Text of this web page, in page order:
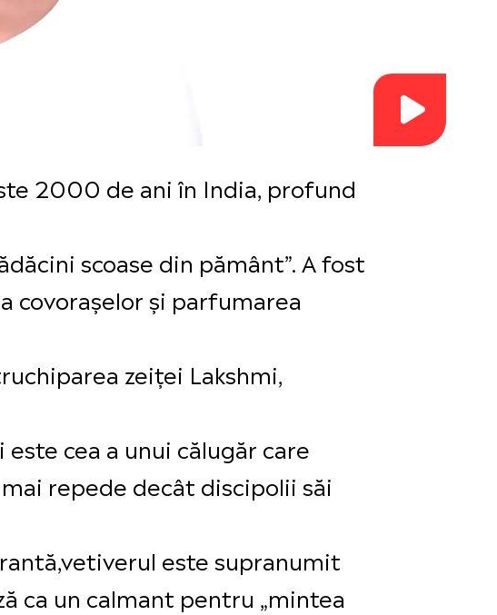
2000 de ani în India, profund
scoase din pământ”. A fost
covorașelor și parfumarea
zeiței Lakshmi,
cea a unui călugăr care
repede decât discipolii săi
este supranumit
ca un calmant pentru „mintea